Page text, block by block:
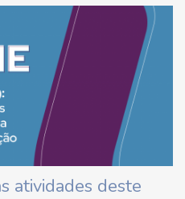
atividades deste